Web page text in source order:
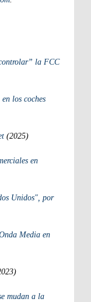
la FCC
los coches
(2025)
en
Unidos", por
Media en
mudan a la